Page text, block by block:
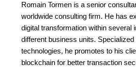
Romain Tormen is a senior
worldwide consulting firm. He has
digital transformation within several
different business units. Specialized
technologies, he promotes to his
blockchain for better transaction